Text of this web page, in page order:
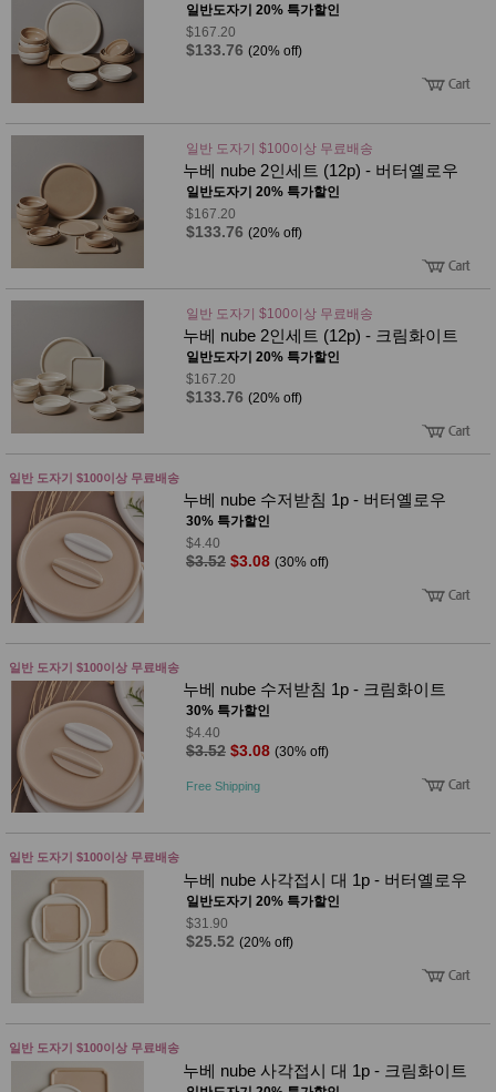
외출용
품
건강/미
용/식기
성장발
달교육
용품
어른내
유/아동
내의
가방/지
갑/케이
패션/잡
세탁세
일상 돋
보기
침구용
품
생활/욕
실/청소
용품
WALL
DECO
Pet
Supplies
문
화
공연/행
사
일반도자기 20% 특가할인
$167.20
$133.76 (20% off)
일반 도자기 $100이상 무료배송
누베 nube 2인세트 (12p) - 버터옐로우
일반도자기 20% 특가할인
$167.20
$133.76 (20% off)
일반 도자기 $100이상 무료배송
누베 nube 2인세트 (12p) - 크림화이트
일반도자기 20% 특가할인
$167.20
$133.76 (20% off)
일반 도자기 $100이상 무료배송
누베 nube 수저받침 1p - 버터옐로우
30% 특가할인
$4.40
$3.52 $3.08 (30% off)
일반 도자기 $100이상 무료배송
누베 nube 수저받침 1p - 크림화이트
30% 특가할인
$4.40
$3.52 $3.08 (30% off)
Free Shipping
일반 도자기 $100이상 무료배송
누베 nube 사각접시 대 1p - 버터옐로우
일반도자기 20% 특가할인
$31.90
$25.52 (20% off)
일반 도자기 $100이상 무료배송
누베 nube 사각접시 대 1p - 크림화이트